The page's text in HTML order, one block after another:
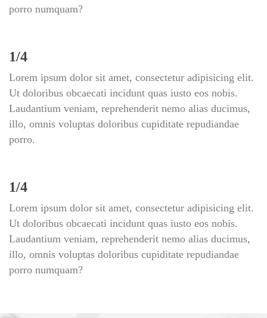
porro numquam?
1/4
Lorem ipsum dolor sit amet, consectetur adipisicing elit.
Ut doloribus obcaecati incidunt quas iusto eos nobis.
Laudantium veniam, reprehenderit nemo alias ducimus,
illo, omnis voluptas doloribus cupiditate repudiandae
porro.
1/4
Lorem ipsum dolor sit amet, consectetur adipisicing elit.
Ut doloribus obcaecati incidunt quas iusto eos nobis.
Laudantium veniam, reprehenderit nemo alias ducimus,
illo, omnis voluptas doloribus cupiditate repudiandae
porro numquam?